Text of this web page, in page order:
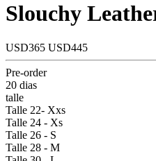
Slouchy
USD365 USD445
Pre-order
20 dias
talle
Talle 22- Xxs
Talle 24 - Xs
Talle 26 - S
Talle 28 - M